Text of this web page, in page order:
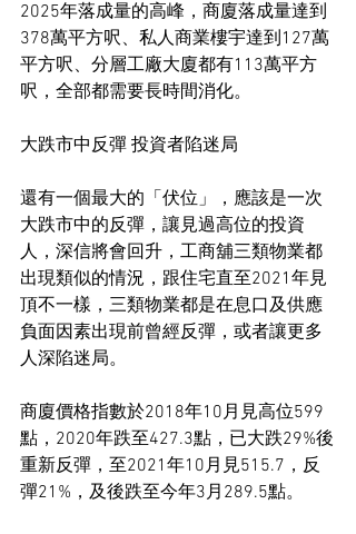
2025年落成量的高峰，商廈落成量達到
378萬平方呎、私人商業樓宇達到127萬
平方呎、分層工廠大廈都有113萬平方
呎，全部都需要長時間消化。
大跌市中反彈 投資者陷迷局
還有一個最大的「伏位」，應該是一次
大跌市中的反彈，讓見過高位的投資
人，深信將會回升，工商舖三類物業都
出現類似的情況，跟住宅直至2021年見
頂不一樣，三類物業都是在息口及供應
負面因素出現前曾經反彈，或者讓更多
人深陷迷局。
商廈價格指數於2018年10月見高位599
點，2020年跌至427.3點，已大跌29%後
重新反彈，至2021年10月見515.7，反
彈21%，及後跌至今年3月289.5點。